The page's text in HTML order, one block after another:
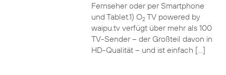
Fernseher oder per Smartphone
und Tablet.1) O2TV powered by
waipu.tv verfügt über mehr als 100
TV-Sender – der Großteil davon in
HD-Qualität – und ist einfach […]